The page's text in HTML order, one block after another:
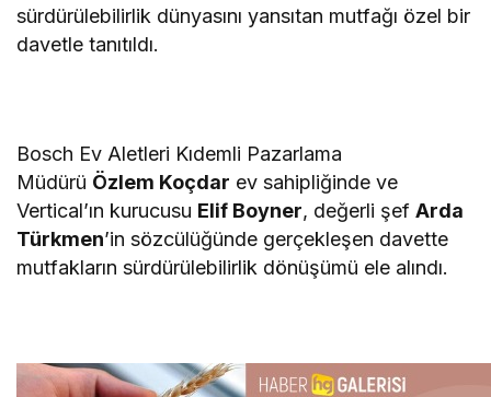
sürdürülebilirlik dünyasını yansıtan mutfağı özel bir
davetle tanıtıldı.
Bosch Ev Aletleri Kıdemli Pazarlama
Müdürü Özlem Koçdar ev sahipliğinde ve
Vertical’ın kurucusu Elif Boyner, değerli şefArda
Türkmen’in sözcülüğünde gerçekleşen davette
mutfakların sürdürülebilirlik dönüşümü ele alındı.